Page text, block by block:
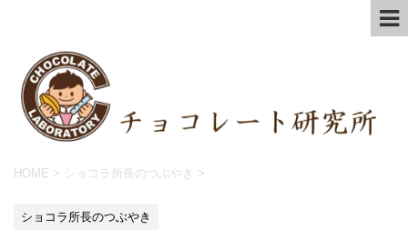
HOME > ショコラ所長のつぶやき >
ショコラ所長のつぶやき